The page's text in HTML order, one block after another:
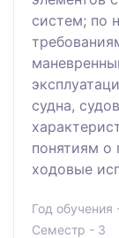
систем; по
судна,
понятиям о
ходовые
Год обучения
Семестр - 3